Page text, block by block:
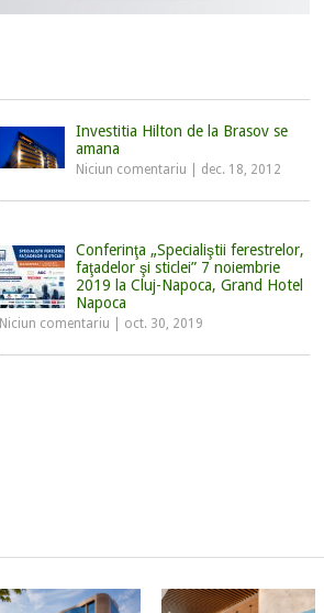
Investitia Hilton de la Brasov se
amana
Niciun comentariu dec. 18, 2012
Conferinţa „Specialiştii ferestrelor,
faţadelor şi sticlei” 7 noiembrie
2019 la Cluj-Napoca, Grand Hotel
Napoca
Niciun comentariu oct. 30, 2019